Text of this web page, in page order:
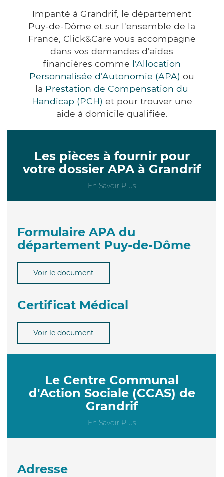
Impanté à Grandrif, le département
Puy-de-Dôme et sur l'ensemble de la
France, Click&Care vous accompagne
dans vos demandes d'aides
financières comme l'Allocation
Personnalisée d'Autonomie (APA) ou
la Prestation de Compensation du
Handicap (PCH) et pour trouver une
aide à domicile qualifiée.
Les pièces à fournir pour
votre dossier APA à Grandrif
En Savoir Plus
Formulaire APA du
département Puy-de-Dôme
Voir le document
Certificat Médical
Voir le document
Le Centre Communal
d'Action Sociale (CCAS) de
Grandrif
En Savoir Plus
Adresse